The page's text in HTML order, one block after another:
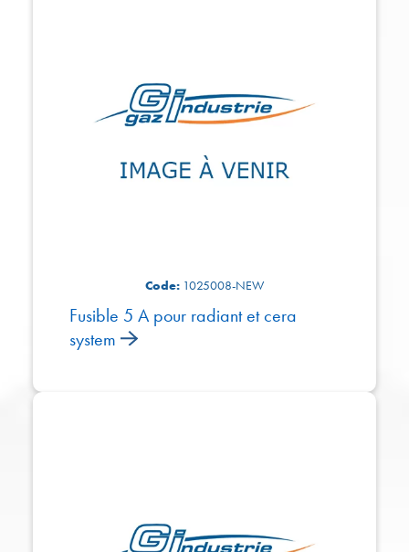
Code: 1025008-NEW
Fusible 5 A pour radiant et cera
system